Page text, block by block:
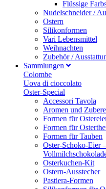
Flüssige
Nudelschneider /
Ostern
Silikonformen
Vari Lebensmittel
Weihnachten
Zubehör /
Sammlungen
Colombe
Uova di cioccolato
Oster-Special
Accessori Tavola
Aromen und
Formen für
Formen für
Formen für Tauben
Oster-Schoko-Eier
Osterkuchen-Kit
Ostern-Ausstecher
Pastiera-Formen